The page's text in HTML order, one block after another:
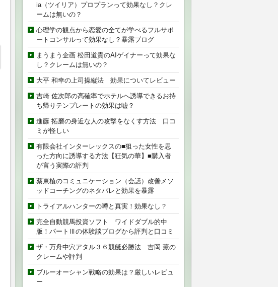
ia（ツイリア）プロプランって効果なし？クレ
ームは無いの？
心理学の観点から恋愛の全てが学べるフルサポ
ートコンサルって効果なし？暴露ブログ
まうまう企画 松田道貴のAIゲイナーって効果な
し？クレームは無いの？
大平 和幸の上司操縦法 効果についてレビュー
吉崎 佐次郎の高確率でホテルへ誘導できるお持
ち帰りテンプレートの効果は嘘？
進藤 拓磨の身近な人の攻撃をなくす方法 口コ
ミが怪しい
有限会社インターレックスの■狙った女性を思
った方向に誘導する方法【狂気の華】■購入者
が言う実際の評判
蔡東植のコミュニケーション（会話）改善メソ
ッドコーチングのネタバレと効果を暴露
トライアルハンターの噂と真実！効果なし？
完全自動競馬投資ソフト ワイドダブル的中
版！パートⅢの体験談ブログから評判と口コミ
ザ・万舟中穴アタル３６競艇必勝法 吉岡 薫の
クレームや評判
ブルーオーシャン戦略の効果は？厳しいレビュ
ー